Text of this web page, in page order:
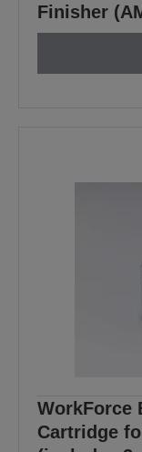
Finisher
WorkForce
Cartridge